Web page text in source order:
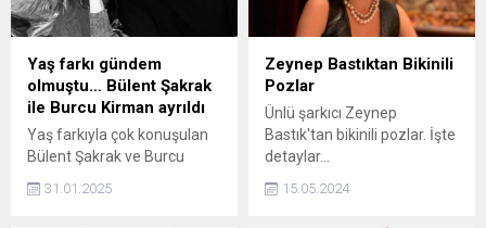
Yaş farkı gündem
olmuştu… Bülent Şakrak
ile Burcu Kirman ayrıldı
Yaş farkıyla çok konuşulan
Bülent Şakrak ve Burcu
İlişkilerini sosyal medyadan
31.01.2025
Zeynep Bastıktan Bikinili
Pozlar
Ünlü şarkıcı Zeynep
Bastık'tan bikinili pozlar. İşte
detaylar...
15.05.2024